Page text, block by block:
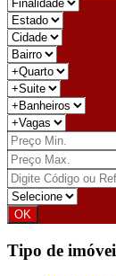
Tipo de